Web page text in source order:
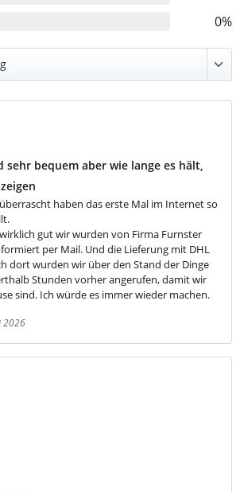
0%
sehr bequem aber wie lange es hält,
haben das erste Mal im Internet so
gut wir wurden von Firma Furnster
per Mail. Und die Lieferung mit DHL
dort wurden wir über den Stand der Dinge
Stunden vorher angerufen, damit wir
sind. Ich würde es immer wieder machen.
2026